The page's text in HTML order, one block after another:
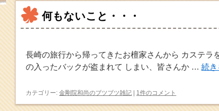
何もないこと・・・
長崎の旅行から帰ってきたお檀家さんから カステラ
の入ったバックが盗まれて しまい、皆さんか …続き
カテゴリー: 金剛院和尚のブツブツ雑記 1件のコメント